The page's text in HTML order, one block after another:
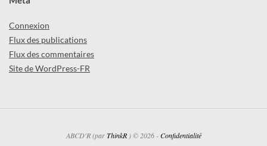
Connexion
Flux des publications
Flux des commentaires
Site de WordPress-FR
ABCD'R (parThinkR) © 2026 -Confidentialité